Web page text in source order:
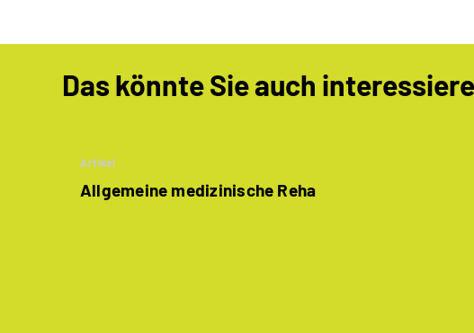
Das könnte Sie auch
Artikel
Allgemeine medizinische Reha